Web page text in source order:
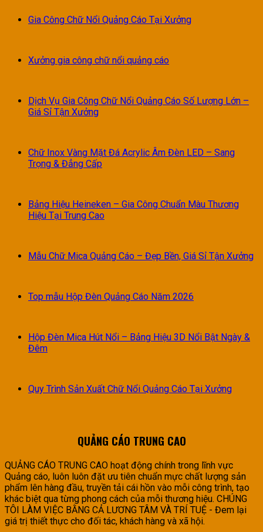
Gia Công Chữ Nổi Quảng Cáo Tại Xưởng
Xưởng gia công chữ nổi quảng cáo
Dịch Vụ Gia Công Chữ Nổi Quảng Cáo Số Lượng Lớn –
Giá Sỉ Tận Xưởng
Chữ Inox Vàng Mặt Đá Acrylic Âm Đèn LED – Sang
Trọng & Đẳng Cấp
Bảng Hiệu Heineken – Gia Công Chuẩn Màu Thương
Hiệu Tại Trung Cao
Mẫu Chữ Mica Quảng Cáo – Đẹp Bền, Giá Sỉ Tận Xưởng
Top mẫu Hộp Đèn Quảng Cáo Năm 2026
Hộp Đèn Mica Hút Nổi – Bảng Hiệu 3D Nổi Bật Ngày &
Đêm
Quy Trình Sản Xuất Chữ Nổi Quảng Cáo Tại Xưởng
QUẢNG CÁO TRUNG CAO
QUẢNG CÁO TRUNG CAO hoạt động chính trong lĩnh vực
Quảng cáo, luôn luôn đặt ưu tiên chuẩn mực chất lượng sản
phẩm lên hàng đầu, truyền tải cái hồn vào mỗi công trình, tạo
khác biệt qua từng phong cách của mỗi thương hiệu. CHÚNG
TÔI LÀM VIỆC BẰNG CẢ LƯƠNG TÂM VÀ TRÍ TUỆ - Đem lại
giá trị thiết thực cho đối tác, khách hàng và xã hội.